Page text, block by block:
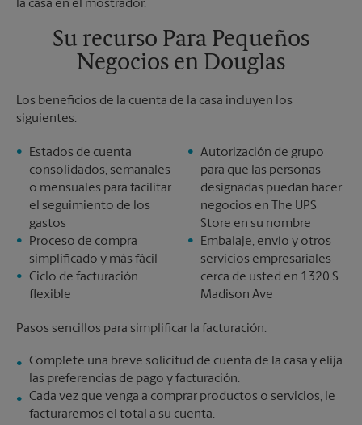
Sábado
Sin Recolección
Lunes
5:00 PM
5:00 PM
Su recurso Para Pequeños
Negocios en Douglas
Los beneficios de la cuenta de la casa incluyen los
siguientes:
Estados de cuenta
consolidados, semanales
o mensuales para facilitar
el seguimiento de los
gastos
Proceso de compra
simplificado y más fácil
Ciclo de facturación
flexible
Autorización de grupo
para que las personas
designadas puedan hacer
negocios en The UPS
Store en su nombre
Embalaje, envío y otros
servicios empresariales
cerca de usted en 1320 S
Madison Ave
Pasos sencillos para simplificar la facturación:
Complete una breve solicitud de cuenta de la casa y elija
las preferencias de pago y facturación.
Cada vez que venga a comprar productos o servicios, le
facturaremos el total a su cuenta.